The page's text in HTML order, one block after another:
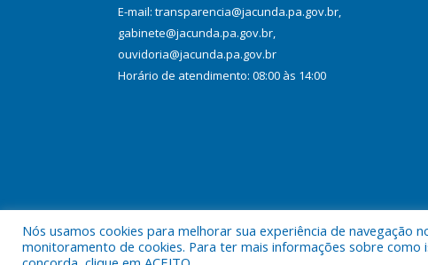
E-mail: transparencia@jacunda.pa.gov.br,
gabinete@jacunda.pa.gov.br,
ouvidoria@jacunda.pa.gov.br
Horário de atendimento: 08:00 às 14:00
Todos os direitos reservados a Prefeitura Municipal de
Nós usamos cookies para melhorar sua experiência de
monitoramento de cookies. Para ter mais informações sobre como